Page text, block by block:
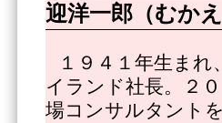
迎洋一郎（むか
１９４１年生ま
イランド社長。２
場コンサルタント